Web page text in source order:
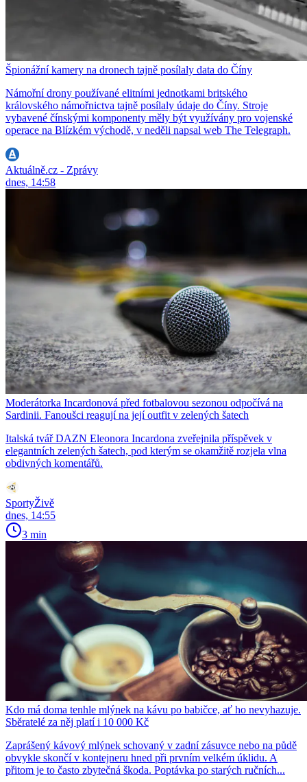
Špionážní kamery na dronech tajně posílaly data do Číny
Námořní drony používané elitními jednotkami britského
královského námořnictva tajně posílaly údaje do Číny. Stroje
vybavené čínskými komponenty měly být využívány pro vojenské
operace na Blízkém východě, v neděli napsal web The Telegraph.
Aktuálně.cz - Zprávy
dnes, 14:58
Moderátorka Incardonová před fotbalovou sezonou odpočívá na
Sardinii. Fanoušci reagují na její outfit v zelených šatech
Italská tvář DAZN Eleonora Incardona zveřejnila příspěvek v
elegantních zelených šatech, pod kterým se okamžitě rozjela vlna
obdivných komentářů.
SportyŽivě
dnes, 14:55
3 min
Kdo má doma tenhle mlýnek na kávu po babičce, ať ho nevyhazuje.
Sběratelé za něj platí i 10 000 Kč
Zaprášený kávový mlýnek schovaný v zadní zásuvce nebo na půdě
obvykle skončí v kontejneru hned při prvním velkém úklidu. A
přitom je to často zbytečná škoda. Poptávka po starých ručních...